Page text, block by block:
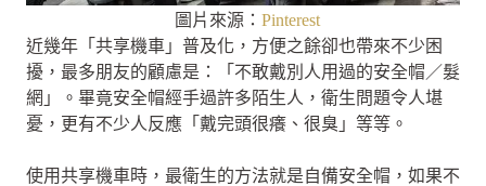
圖片來源： Pinterest
近幾年「共享機車」普及化，方便之餘卻也帶來不少困
擾，最多朋友的顧慮是：「不敢戴別人用過的安全帽／髮
網」。畢竟安全帽經手過許多陌生人，衛生問題令人堪
憂，更有不少人反應「戴完頭很癢、很臭」等等。
使用共享機車時，最衛生的方法就是自備安全帽，如果不